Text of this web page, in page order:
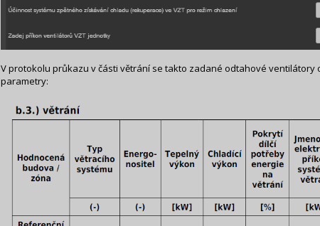
V protokolu průkazu v části větrání se takto zadané odtahové ventilátory
parametry: